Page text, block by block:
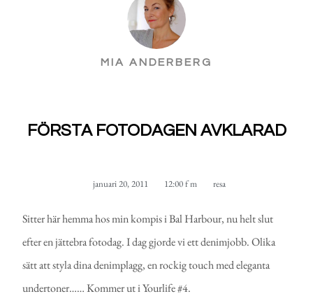
MIA ANDERBERG
FÖRSTA FOTODAGEN AVKLARAD
januari 20, 2011 12:00 f m resa
Sitter här hemma hos min kompis i Bal Harbour, nu helt slut
efter en jättebra fotodag. I dag gjorde vi ett denimjobb. Olika
sätt att styla dina denimplagg, en rockig touch med eleganta
undertoner…… Kommer ut i Yourlife #4.